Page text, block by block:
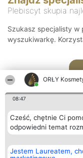
ORŁY
08:47
Cześć, chętnie Ci
odpowiedni temat
Jestem Laureatem,
Plebiscyt skupia
Szukasz specjalisty w
wyszukiwarkę.
Organizator plebiscytu
Bright Side Solutions sp. z o.